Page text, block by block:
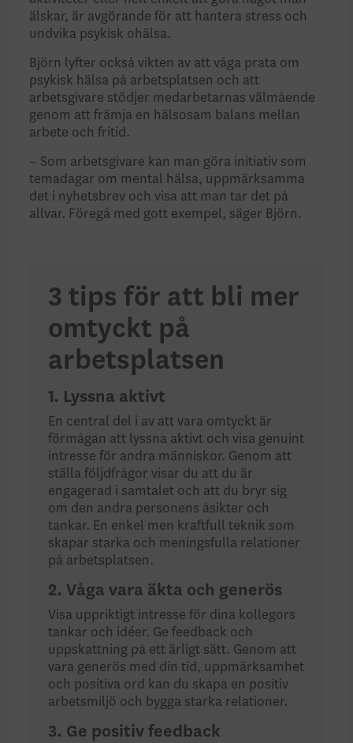
älskar, är avgörande för att hantera stress och
undvika psykisk ohälsa.
Björn lyfter också vikten av att våga prata om
psykisk hälsa på arbetsplatsen och att
arbetsgivare stödjer medarbetarnas välmående
genom att främja en hälsosam balans mellan
arbete och fritid.
– Som arbetsgivare kan man göra initiativ som
temadagar om mental hälsa, uppmärksamma
det i nyhetsbrev och visa att man tar det på
allvar. Föregå med gott exempel, säger Björn.
3 tips för att bli mer
omtyckt på
arbetsplatsen
1. Lyssna aktivt
En central del i av att vara omtyckt är
förmågan att lyssna aktivt och visa genuint
intresse för andra människor. Genom att
ställa följdfrågor visar du att du är
engagerad i samtalet och att du bryr sig
om den andra personens åsikter och
tankar. En enkel men kraftfull teknik som
skapar starka och meningsfulla relationer
på arbetsplatsen.
2. Våga vara äkta och generös
Visa uppriktigt intresse för dina kollegors
tankar och idéer. Ge feedback och
uppskattning på ett ärligt sätt. Genom att
vara generös med din tid, uppmärksamhet
och positiva ord kan du skapa en positiv
arbetsmiljö och bygga starka relationer.
3. Ge positiv feedback